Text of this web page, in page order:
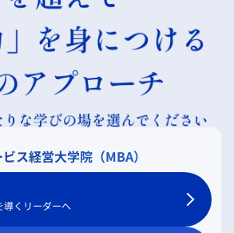
ス経営大学院（MBA）
導くリーダーへ